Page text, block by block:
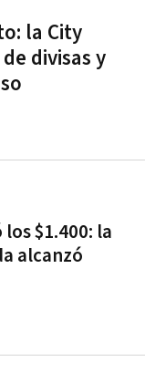
la City
divisas y
$1.400: la
alcanzó